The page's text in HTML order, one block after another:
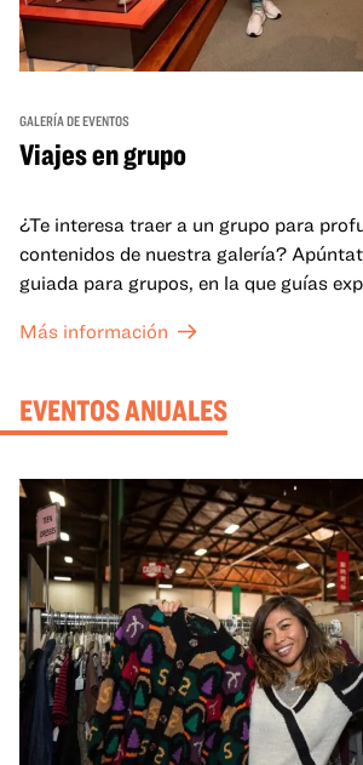
GALERÍA DE EVENTOS
Viajes en grupo
¿Te interesa traer a un grupo para
contenidos de nuestra galería?
guiada para grupos, en la que guías
mejor lo que se expone en las galerías
Más información
EVENTOS ANUALES